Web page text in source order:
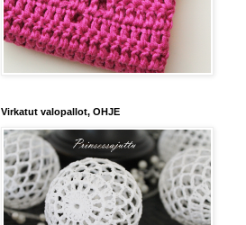
Virkatut valopallot, OHJE